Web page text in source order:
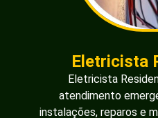
Eletricista
Eletricista
atendimento
instalações, reparos e